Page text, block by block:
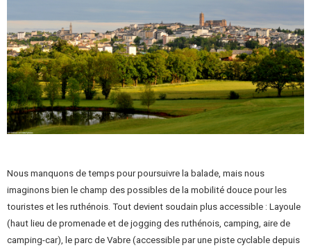
Nous manquons de temps pour poursuivre la balade, mais nous
imaginons bien le champ des possibles de la mobilité douce pour les
touristes et les ruthénois. Tout devient soudain plus accessible : Layoule
(haut lieu de promenade et de jogging des ruthénois, camping, aire de
camping-car), le parc de Vabre (accessible par une piste cyclable depuis